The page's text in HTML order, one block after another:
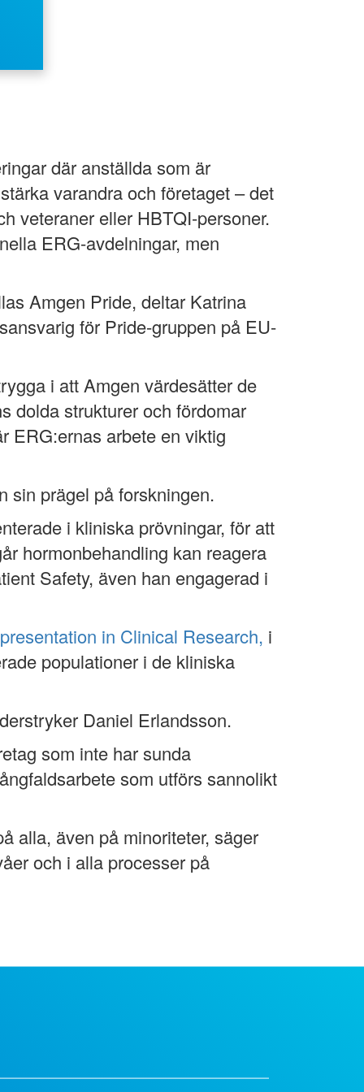
där anställda som är
varandra och företaget – det
veteraner eller HBTQI-personer.
ERG-avdelningar, men
Amgen Pride, deltar Katrina
för Pride-gruppen på EU-
i att Amgen värdesätter de
dolda strukturer och fördomar
ERG:ernas arbete en viktig
sin prägel på forskningen.
i kliniska prövningar, för att
hormonbehandling kan reagera
Safety, även han engagerad i
in Clinical Research, i
populationer i de kliniska
Daniel Erlandsson.
som inte har sunda
som utförs sannolikt
alla, även på minoriteter, säger
och i alla processer på